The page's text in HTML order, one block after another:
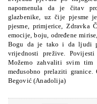
napomenula da je čitav
glazbenike, uz čije pjesme
pjesme, primjerice, Zdravka
emocije, boju, određene
Bogu da je tako i da ljudi
vrijednosti prežive.
Možemo zahvaliti svim
međusobno prelaziti
Begović (Anadolija)